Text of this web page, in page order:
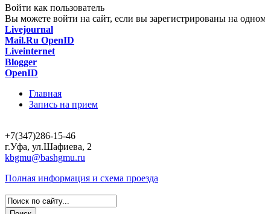
Войти как пользователь
Вы можете войти на сайт, если вы зарегистрированы на
Livejournal
Mail.Ru OpenID
Liveinternet
Blogger
OpenID
Главная
Запись на прием
+7(347)286-15-46
г.Уфа, ул.Шафиева, 2
kbgmu@bashgmu.ru
Полная информация и схема проезда